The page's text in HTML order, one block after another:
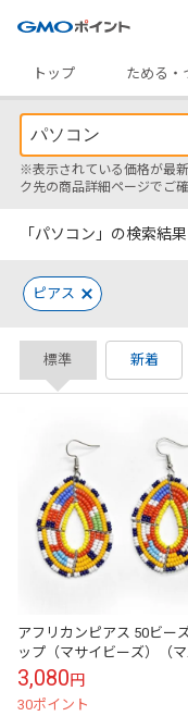
トップ
ためる・
※表示されている価格が最
ク先の商品詳細ページでご
「パソコン」の検索結果
ピアス
標準 新着
アフリカンピアス 50ビー
ップ（マサイビーズ）（
カラー）現地職人の手しご
3,080円
30ポイント